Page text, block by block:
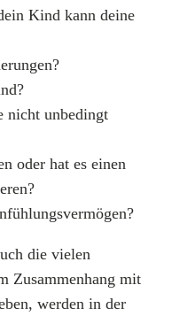
Kind kann deine
nicht unbedingt
oder hat es einen
die vielen
Zusammenhang mit
werden in der